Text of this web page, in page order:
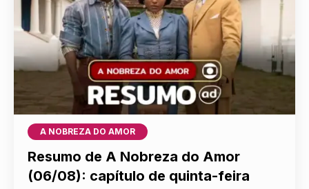
A NOBREZA DO AMOR
Resumo de A Nobreza do Amor
(06/08): capítulo de quinta-feira